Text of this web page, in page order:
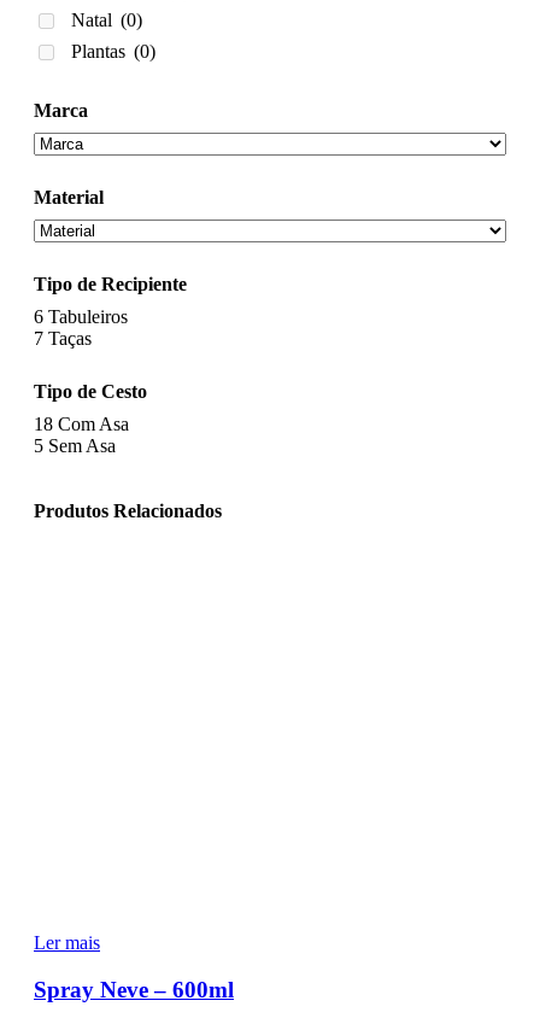
Natal (0)
Plantas (0)
Marca
Material
Tipo de Recipiente
6 Tabuleiros
7 Taças
Tipo de Cesto
18 Com Asa
5 Sem Asa
Produtos Relacionados
Ler mais
Spray Neve – 600ml